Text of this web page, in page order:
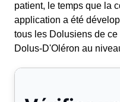
patient, le temps que la
application a été
tous les Dolusiens de
Dolus-D'Oléron au